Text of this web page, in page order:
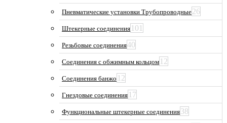
Пневматические установки Трубопроводные26
Штекерные соединения 101
Резьбовые соединения40
Соединения с обжимным кольцом 12
Соединения банжо 12
Гнездовые соединения 17
Функциональные штекерные соединения38